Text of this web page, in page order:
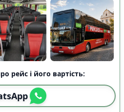
рейс і його вартість: